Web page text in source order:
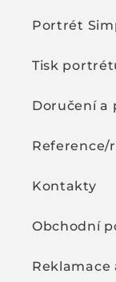
Portrét
Tisk
Doručení a
Reference/
Kontakty
Obchodní
Reklamace